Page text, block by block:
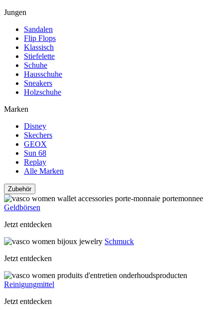
Jungen
Sandalen
Flip Flops
Klassisch
Stiefelette
Schuhe
Hausschuhe
Sneakers
Holzschuhe
Marken
Disney
Skechers
GEOX
Sun 68
Replay
Alle Marken
Zubehör
Geldbörsen
Jetzt entdecken
Schmuck
Jetzt entdecken
Reinigungmittel
Jetzt entdecken